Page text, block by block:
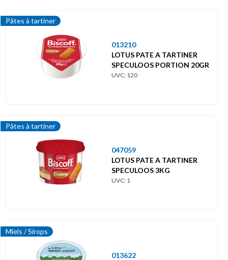
Pâtes à tartiner
013210
LOTUS PATE A TARTINER
SPECULOOS PORTION 20GR
UVC: 120
Pâtes à tartiner
047059
LOTUS PATE A TARTINER
SPECULOOS 3KG
UVC: 1
Miels / Sirops
013622